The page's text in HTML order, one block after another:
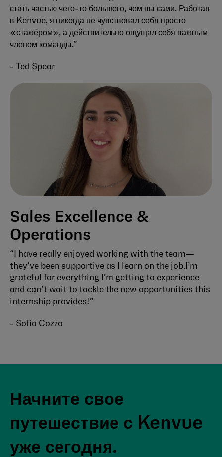
стать частью чего-то большего, чем вы сами. Работая
в Kenvue, я никогда не чувствовал себя просто
«стажёром», а действительно ощущал себя важным
членом команды.”
- Ted Spear
Sales Excellence &
Operations
“I have really enjoyed working with the team—
they’ve been supportive as I learn on the job.I’m
grateful for everything I’m getting to experience
and can’t wait to tackle the new opportunities this
internship provides!”
- Sofia Cozzo
Начните свое
путешествие с Kenvue
уже сегодня.